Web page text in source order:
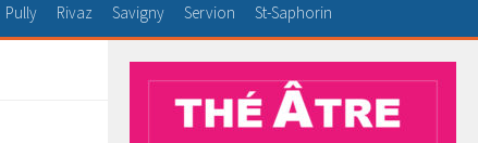
Pully Rivaz Savigny Servion St-Saphorin